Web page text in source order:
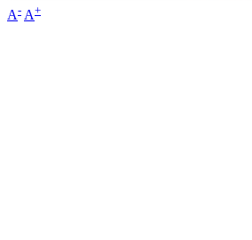
A- A+